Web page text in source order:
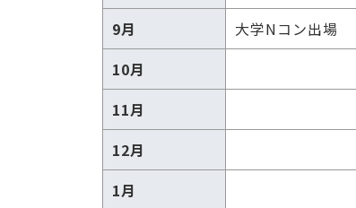
9月
大学Nコン出場
10月
11月
12月
1月